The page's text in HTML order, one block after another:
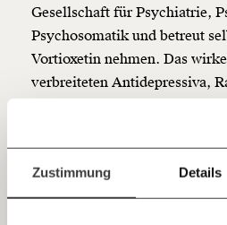
Zustimmung Details
Du überweist lieber direkt?
Hier unsere IBAN: AT34 4300
Kontoinhaber: Momentum
sozialen Fortschritt
Jetzt
einfach
teilen.
Gesellschaft für Psychiatrie,
Psychosomatik und betreut
Vortioxetin nehmen. Das
verbreiteten Antidepressiva,
“Die Argumentation ist
ausreichend gute